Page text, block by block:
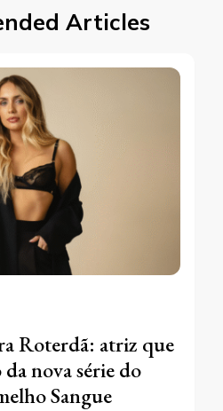
Articles
Roterdã: atriz que
nova série do
Sangue